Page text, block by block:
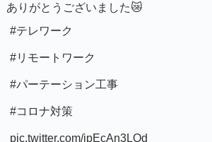
ありがとうございました😿
#テレワーク
#リモートワーク
#パーテーション工事
#コロナ対策
pic.twitter.com/ipEcAn3LQd